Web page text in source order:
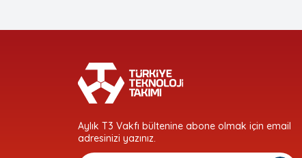
Aylık T3 Vakfı bültenine abone olmak için email
adresinizi yazınız.